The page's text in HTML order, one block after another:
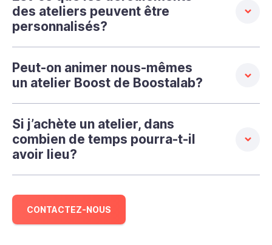
des ateliers peuvent être
personnalisés?
Peut-on animer nous-mêmes
un atelier Boost de Boostalab?
Si j’achète un atelier, dans
combien de temps pourra-t-il
avoir lieu?
CONTACTEZ-NOUS